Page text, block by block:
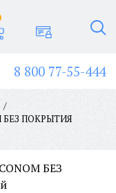
8 800 77-55-444
БЕЗ ПОКРЫТИЯ
БЕЗ